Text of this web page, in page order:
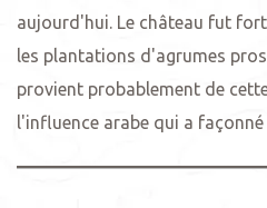
aujourd'hui. Le château fut
les plantations d'agrumes
provient probablement de
l'influence arabe qui a façonné